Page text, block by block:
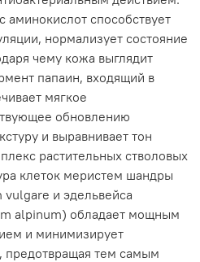
способствует
нормализует состояние
чему кожа выглядит
папаин, входящий в
мягкое
обновлению
и выравнивает тон
растительных стволовых
клеток меристем шандры
и эдельвейса
alpinum) обладает мощным
и минимизирует
предотвращая тем самым